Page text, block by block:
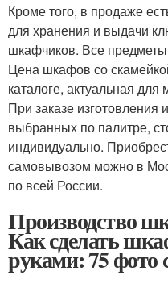
Кроме того, в продаже
для хранения и выдачи
шкафчиков. Все
Цена шкафов со
каталоге, актуальная
При заказе изготовления
выбранных по палитре,
индивидуально.
самовывозом можно в
по всей России.
Производство
Как сделать
руками: 75 фото